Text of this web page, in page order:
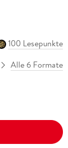
100 Lesepunkte
Alle 6 Formate